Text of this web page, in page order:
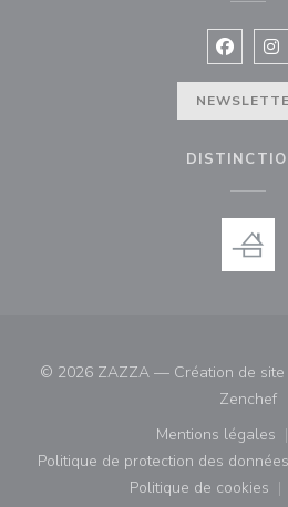
© 2026 ZAZZA — Création de site
Zenchef
Mentions légales
((ouvre
Politique de protection des
Politique de cookies
((ouvre